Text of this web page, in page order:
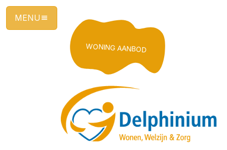
Ga
direct
naar
WONING AANBOD